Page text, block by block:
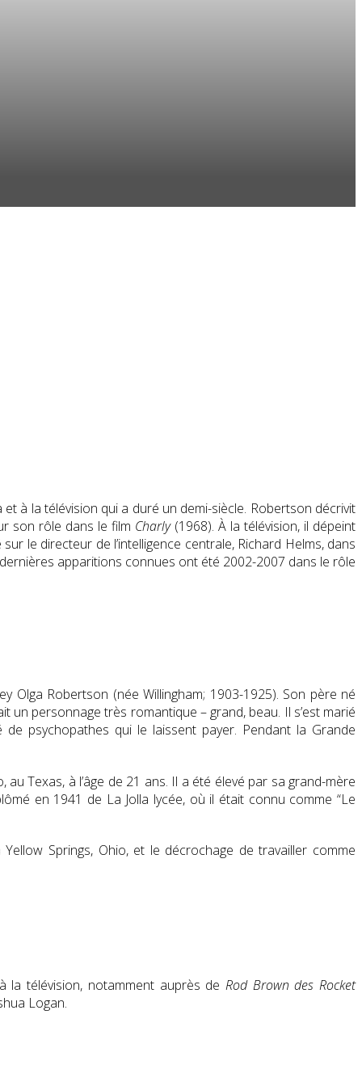
à la télévision qui a duré un demi-siècle. Robertson décrivit
son rôle dans le film Charly(1968). À la télévision, il dépeint
le directeur de l’intelligence centrale, Richard Helms, dans
apparitions connues ont été 2002-2007 dans le rôle
Olga Robertson (née Willingham; 1903-1925). Son père né
un personnage très romantique – grand, beau. Il s’est marié
psychopathes qui le laissent payer. Pendant la Grande
Texas, à l’âge de 21 ans. Il a été élevé par sa grand-mère
en 1941 de La Jolla lycée, où il était connu comme “Le
Springs, Ohio, et le décrochage de travailler comme
la télévision, notamment auprès de Rod Brown des Rocket
Logan.